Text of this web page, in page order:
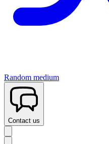
Random medium
Contact us